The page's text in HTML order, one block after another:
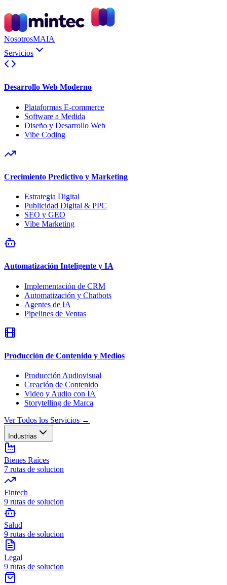
NosotrosMAIA
Servicios
Desarrollo Web Moderno
Plataformas E-commerce
Software a Medida
Diseño y Desarrollo Web
Vibe Coding
Crecimiento Predictivo y Marketing
Estrategia Digital
Publicidad Digital & PPC
SEO y GEO
Vibe Marketing
Automatización Inteligente y IA
Implementación de CRM
Automatización y Chatbots
Agentes de IA
Pipelines de Ventas
Producción de Contenido y Medios
Producción Audiovisual
Creación de Contenido
Video y Audio con IA
Storytelling de Marca
Ver Todos los Servicios →
Industrias
Bienes Raíces
7 rutas de solucion
Fintech
9 rutas de solucion
Salud
9 rutas de solucion
Legal
9 rutas de solucion